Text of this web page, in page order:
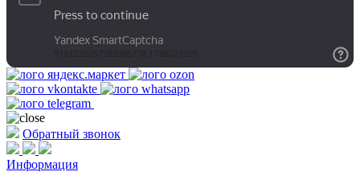
Обратный звонок
Информация